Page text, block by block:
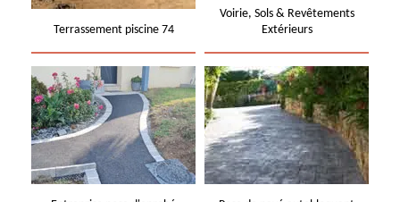
Terrassement piscine 74
Voirie, Sols & Revêtements
Extérieurs